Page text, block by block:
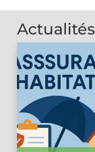
Actualités